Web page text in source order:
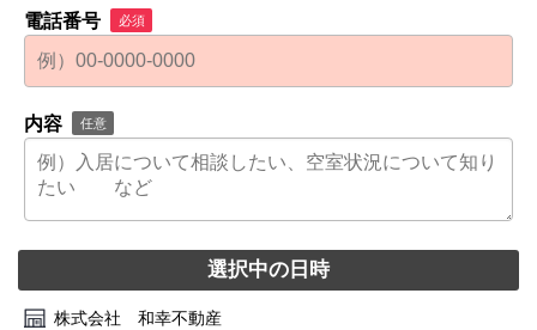
電話番号 必須
内容 任意
選択中の日時
株式会社 和幸不動産